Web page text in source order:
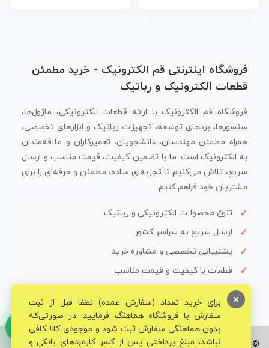
فروشگاه اینترنتی قم الکترونیک - خرید مطمئن
قطعات الکترونیک و رباتیک
فروشگاه قم الکترونیک با ارائه قطعات الکترونیکی، ماژول‌ها،
سنسورها، بردهای توسعه، تجهیزات رباتیک و ابزارهای تخصصی،
همراه مطمئن مهندسان، دانشجویان، تعمیرکاران و علاقه‌مندان
به الکترونیک است. ما با تضمین کیفیت، قیمت مناسب و ارسال
سریع، تلاش می‌کنیم تا تجربه‌ای ساده، مطمئن و حرفه‌ای را برای
مشتریان خود فراهم کنیم.
تنوع محصولات الکترونیکی و رباتیک
ارسال سریع به سراسر کشور
پشتیبانی تخصصی و مشاوره خرید
قطعات با کیفیت و قیمت مناسب
© تمامی حقوق برای فروشگاه تخصصی قم الکترونیک محفوظ می‌باشد.
برای خرید تعداد (سفارش عمده) لطفا قبل از ثبت
سفارش با فروشگاه هماهنگ فرمایید. در صورتی‌که
بدون هماهنگی سفارش ثبت شود و موجودی کالا کافی
نباشد، مبلغ پرداختی پس از کسر کارمزدهای بانکی و
×